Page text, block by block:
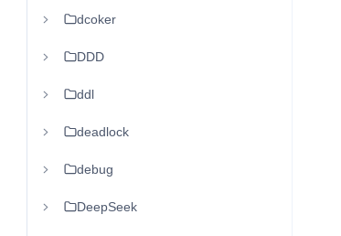
dcoker
DDD
ddl
deadlock
debug
DeepSeek